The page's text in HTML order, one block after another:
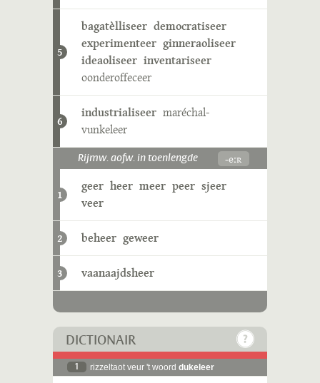
5
bagatèlliseer democratiseer
experimenteer ginneraoliseer
ideaoliseer inventariseer
oonderoffeceer
6
industrialiseer maréchal-
vunkeleer
Rijmw. aofw. in toenlengde -eːʀ
1
geer heer meer peer sjeer
veer
2 beheer geweer
3 vaanaajdsheer
DICTIONAIR
1 rizzeltaot veur 't woord dukeleer